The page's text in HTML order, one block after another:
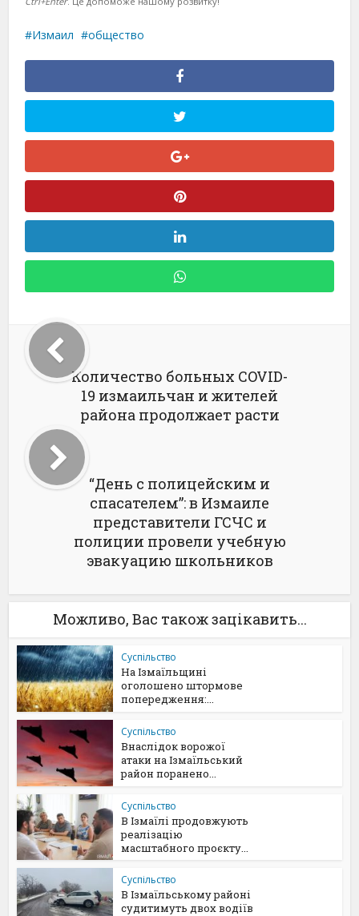
Измаил общество
Количество больных COVID-
19 измаильчан и жителей
района продолжает расти
“День с полицейским и
спасателем”: в Измаиле
представители ГСЧС и
полиции провели учебную
эвакуацию школьников
Можливо, Вас також зацікавить...
Суспільство
На Ізмаїльщині
оголошено штормове
попередження:...
Суспільство
Внаслідок ворожої
атаки на Ізмаїльський
район поранено...
Суспільство
В Ізмаїлі продовжують
реалізацію
масштабного проєкту...
Суспільство
В Ізмаїльському районі
судитимуть двох водіїв